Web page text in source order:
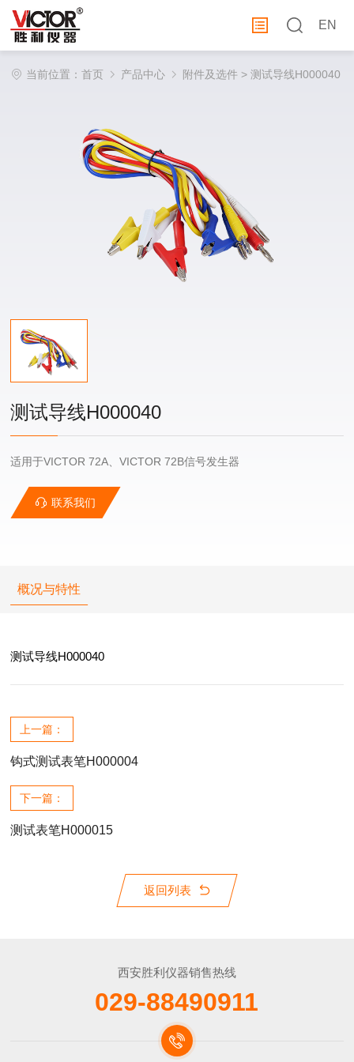
EN
当前位置：首页 产品中心 附件及选件 > 测试导线H000040
测试导线H000040
适用于VICTOR 72A、VICTOR 72B信号发生器
联系我们
概况与特性
测试导线H000040
上一篇：
钩式测试表笔H000004
下一篇：
测试表笔H000015
返回列表
西安胜利仪器销售热线
029-88490911